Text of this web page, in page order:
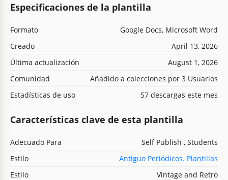
Especificaciones de la plantilla
Formato
Google Docs, Microsoft Word
Creado
April 13, 2026
Última actualización
August 1, 2026
Comunidad
Añadido a colecciones por 3 Usuarios
Estadísticas de uso
57 descargas este mes
Características clave de esta plantilla
Adecuado Para
Self Publish , Students
Estilo
Antiguo Periódicos. Plantillas
Estilo
Vintage and Retro